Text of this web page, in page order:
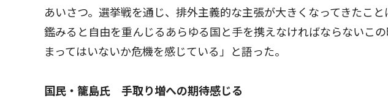
あいさつ。選挙戦を通じ、排外主義的な主張が大きくなってきたこ
鑑みると自由を重んじるあらゆる国と手を携えなければならないこ
まってはいないか危機を感じている」と語った。
国民・籠島氏 手取り増への期待感じる